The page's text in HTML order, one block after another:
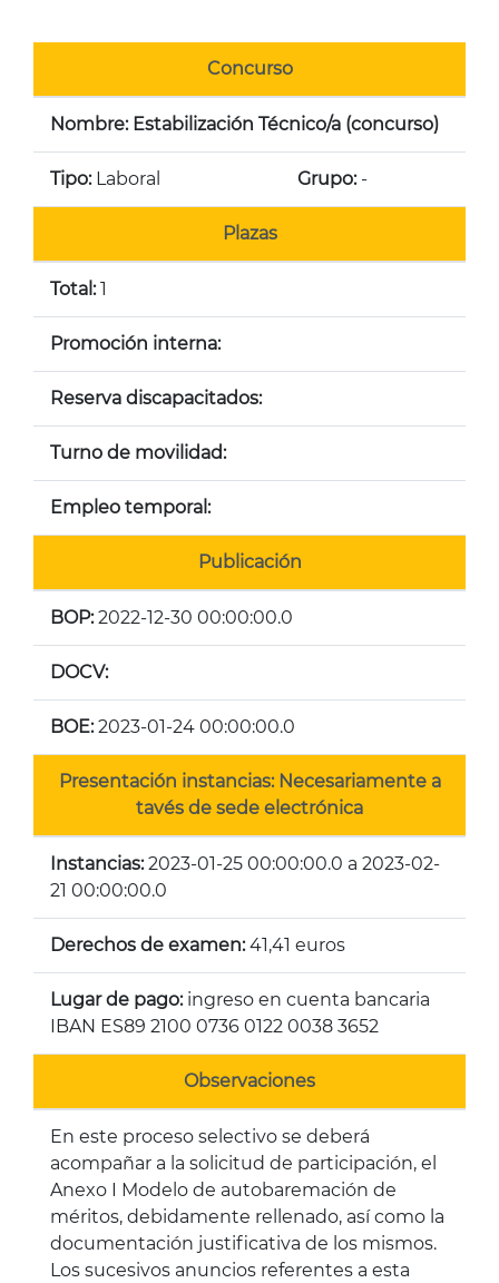
Concurso
Nombre: Estabilización Técnico/a (concurso)
Tipo:Laboral Grupo:-
Plazas
Total:1
Promoción interna:
Reserva discapacitados:
Turno de movilidad:
Empleo temporal:
Publicación
BOP:2022-12-30 00:00:00.0
DOCV:
BOE:2023-01-24 00:00:00.0
Presentación instancias: Necesariamente a
tavés de sede electrónica
Instancias:2023-01-25 00:00:00.0 a 2023-02-
21 00:00:00.0
Derechos de examen:41,41 euros
Lugar de pago:ingreso en cuenta bancaria
IBAN ES89 2100 0736 0122 0038 3652
Observaciones
En este proceso selectivo se deberá
acompañar a la solicitud de participación, el
Anexo I Modelo de autobaremación de
méritos, debidamente rellenado, así como la
documentación justificativa de los mismos.
Los sucesivos anuncios referentes a esta